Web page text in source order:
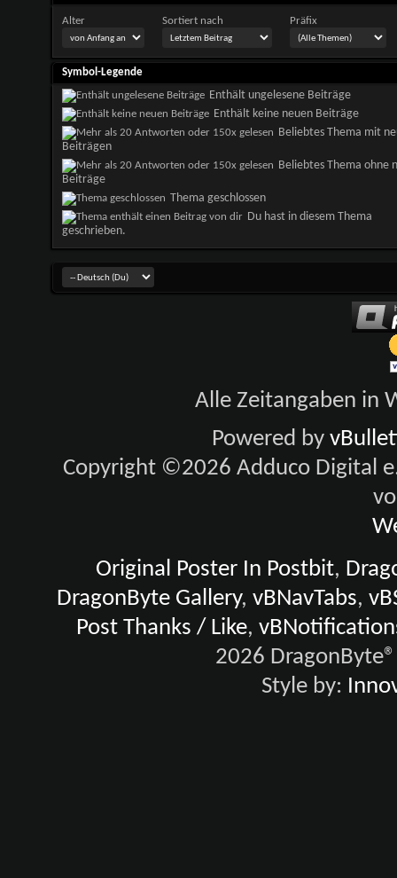
Alter Sortiert nach Präfix
Symbol-Legende
Enthält ungelesene Beiträge
Enthält keine neuen Beiträge
Beliebtes Thema mit
Beiträgen
Beliebtes Thema ohne
Beiträge
Thema geschlossen
Du hast in diesem Thema
geschrieben.
Alle Zeitangaben in
Powered by
Copyright ©2026 Adduco Digital
Original Poster In Postbit,
DragonByte Gallery,vBNavTabs,
Post Thanks / Like,
2026
Style by: